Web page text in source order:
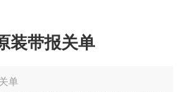
装带报关单
单